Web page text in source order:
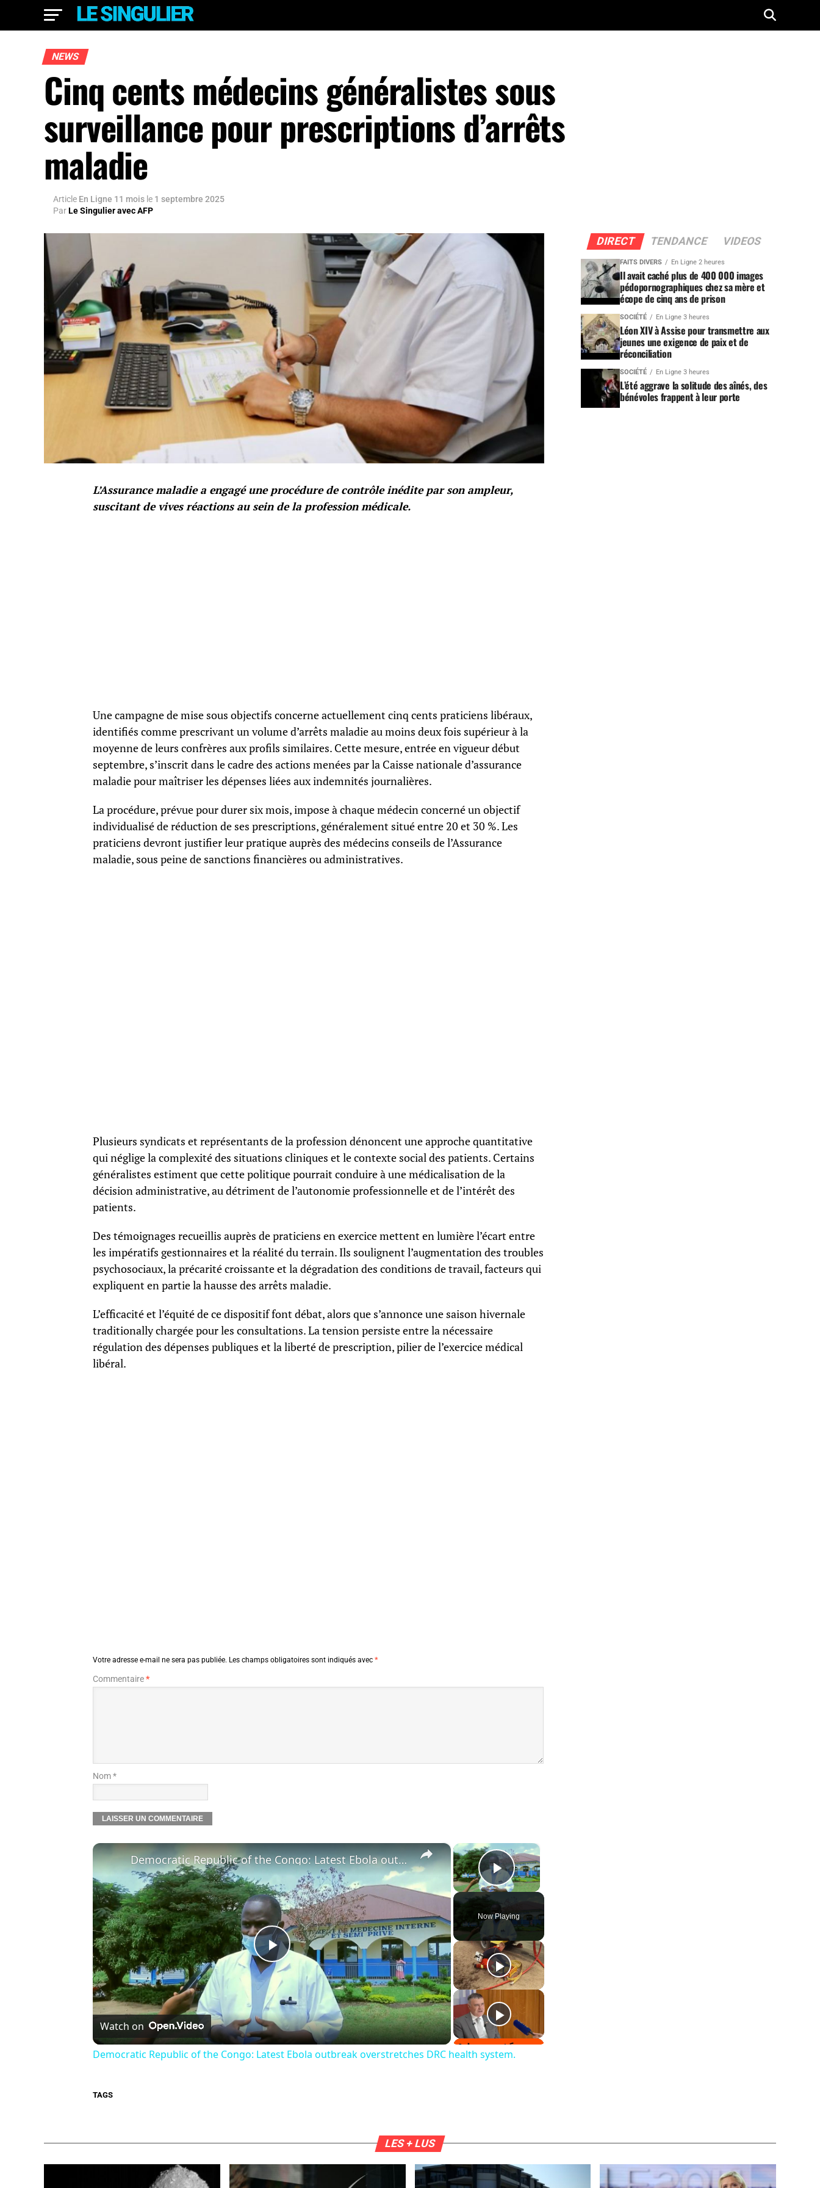
NEWS
Cinq cents médecins généralistes sous
surveillance pour prescriptions d’arrêts
maladie
Article En Ligne 11 mois le 1 septembre 2025
ParLe Singulier avec AFP
L’Assurance maladie a engagé une procédure de contrôle inédite par son ampleur,
suscitant de vives réactions au sein de la profession médicale.
Une campagne de mise sous objectifs concerne actuellement cinq cents praticiens libéraux,
identifiés comme prescrivant un volume d’arrêts maladie au moins deux fois supérieur à la
moyenne de leurs confrères aux profils similaires. Cette mesure, entrée en vigueur début
septembre, s’inscrit dans le cadre des actions menées par la Caisse nationale d’assurance
maladie pour maîtriser les dépenses liées aux indemnités journalières.
La procédure, prévue pour durer six mois, impose à chaque médecin concerné un objectif
individualisé de réduction de ses prescriptions, généralement situé entre 20 et 30 %. Les
praticiens devront justifier leur pratique auprès des médecins conseils de l’Assurance
maladie, sous peine de sanctions financières ou administratives.
Plusieurs syndicats et représentants de la profession dénoncent une approche quantitative
qui néglige la complexité des situations cliniques et le contexte social des patients. Certains
généralistes estiment que cette politique pourrait conduire à une médicalisation de la
décision administrative, au détriment de l’autonomie professionnelle et de l’intérêt des
patients.
Des témoignages recueillis auprès de praticiens en exercice mettent en lumière l’écart entre
les impératifs gestionnaires et la réalité du terrain. Ils soulignent l’augmentation des troubles
psychosociaux, la précarité croissante et la dégradation des conditions de travail, facteurs qui
expliquent en partie la hausse des arrêts maladie.
L’efficacité et l’équité de ce dispositif font débat, alors que s’annonce une saison hivernale
traditionally chargée pour les consultations. La tension persiste entre la nécessaire
régulation des dépenses publiques et la liberté de prescription, pilier de l’exercice médical
libéral.
Votre adresse e-mail ne sera pas publiée. Les champs obligatoires sont indiqués avec *
Commentaire*
Nom *
×
Play Video
Now Playing
×
Play
Video
Democratic Republic of the Congo: Latest Ebola outbreak overstretches DRC health system.
Watch on
Democratic Republic of the Congo: Latest Ebola outbreak overstretches DRC health system.
TAGS
DIRECT TENDANCE VIDEOS
FAITS DIVERS En Ligne 2 heures
Il avait caché plus de 400 000 images
pédopornographiques chez sa mère et
écope de cinq ans de prison
SOCIÉTÉ En Ligne 3 heures
Léon XIV à Assise pour transmettre aux
jeunes une exigence de paix et de
réconciliation
SOCIÉTÉ En Ligne 3 heures
L’été aggrave la solitude des aînés, des
bénévoles frappent à leur porte
LES + LUS